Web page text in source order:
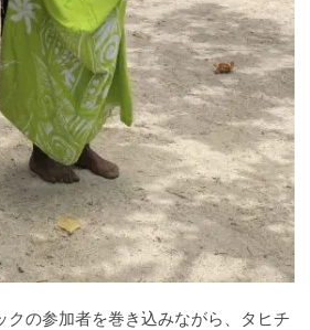
クの参加者を巻き込みながら、タヒチ